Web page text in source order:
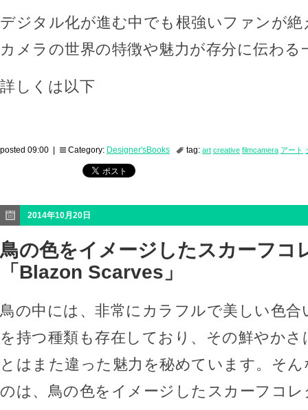
デジタル化が進む中でも根強いファンが
カメラの世界の特徴や魅力が存分に伝わる
詳しくは以下
posted 09:00 | Category: Designer'sBooks tag: art creative filmcamera アート
2014年10月20日
鳥の色をイメージしたスカーフコ
「Blazon Scarves」
鳥の中には、非常にカラフルで美しい色
を持つ種類も存在しており、その鮮やかさ
とはまた違った魅力を秘めています。そ
のは、鳥の色をイメージしたスカーフコ